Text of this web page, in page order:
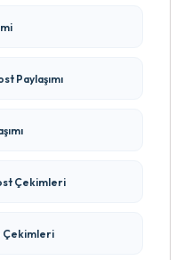
Paylaşımı
Çekimleri
Çekimleri